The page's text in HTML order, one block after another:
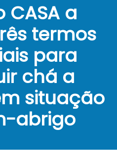
CASA a
termos
para
chá a
situação
abrigo